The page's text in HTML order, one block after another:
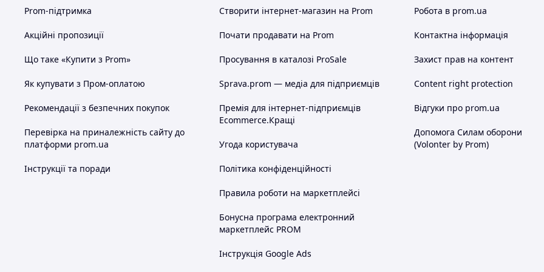
перебігу 4-5 годин не отримали відповідь? Перевірте в своєму поштовому клієнті
При замовленні потрібно вказати:
Код / артикул товару.
Необхідний розмір.
Вибраний перевізник.
Місто / селище.
Номер відділення для Нової Пошти або індекс для Укрпошти.
Повне прізвище, ім'я, по батькові та номер мобільного телефону
одержувача.
=== Оплата. ===
Варіанти оплати.
тільки, вартість лота на карту Приватбанку, я висилаю Вам посилку. При
отриманні ви оплачуєте тільки за послуги перевізника.
в 100 гривень. Ви оплачуєте 100 гривень на карту Приватбанку, я відсилаю Вам
Prom-підтримка
Акційні пропозиції
Що таке «Купити з Prom»
Як купувати з Пром-оплатою
Рекомендації з безпечних покупок
Перевірка на приналежність сайту до
платформи prom.ua
Інструкції та поради
Створити інтернет-магазин на Prom
Почати продавати на Prom
Просування в каталозі ProSale
Sprava.prom — медіа для підприємців
Премія для інтернет-підприємців
Ecommerce.Кращі
Угода користувача
Політика конфіденційності
Правила роботи на маркетплейсі
Бонусна програма електронний
маркетплейс PROM
Інструкція Google Ads
Робота в prom.ua
Контактна інформація
Захист прав на контент
Content right protection
Відгуки про prom.ua
Допомога Силам оборони
(Volonter by Prom)